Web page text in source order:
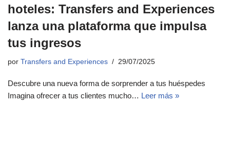
hoteles: Transfers and Experiences
lanza una plataforma que impulsa
tus ingresos
por Transfers and Experiences 29/07/2025
Descubre una nueva forma de sorprender a tus huéspedes
Imagina ofrecer a tus clientes mucho… Leer más »